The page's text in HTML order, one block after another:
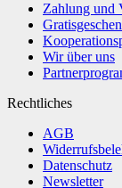
Zahlung und
Wir über uns
Rechtliches
AGB
Datenschutz
Newsletter